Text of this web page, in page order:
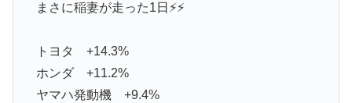
まさに稲妻が走った1日⚡⚡
トヨタ +14.3%
ホンダ +11.2%
ヤマハ発動機 +9.4%